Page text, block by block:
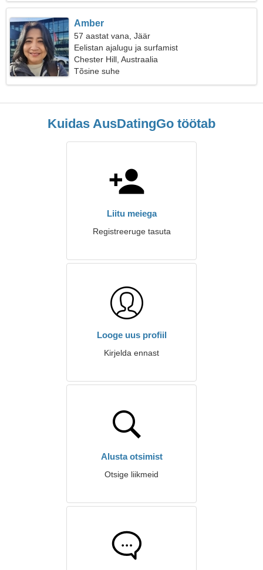
Amber
57 aastat vana, Jäär
Eelistan ajalugu ja surfamist
Chester Hill, Austraalia
Tõsine suhe
Kuidas AusDatingGo töötab
Liitu meiega
Registreeruge tasuta
Looge uus profiil
Kirjelda ennast
Alusta otsimist
Otsige liikmeid